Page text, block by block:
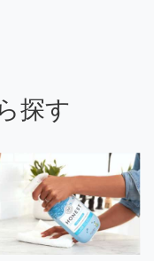
探す